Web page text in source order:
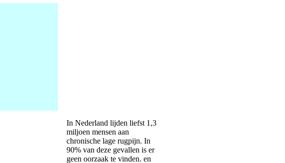
In Nederland lijden liefst 1,3
miljoen mensen aan
chronische lage rugpijn. In
90% van deze gevallen is er
geen oorzaak te vinden. en